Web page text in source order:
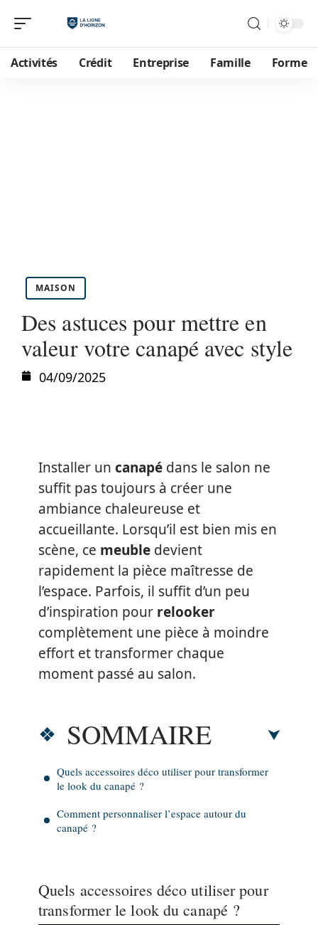
Activités Crédit Entreprise Famille Forme
MAISON
Des astuces pour mettre en
valeur votre canapé avec style
04/09/2025
Installer un canapé dans le salon ne
suffit pas toujours à créer une
ambiance chaleureuse et
accueillante. Lorsqu’il est bien mis en
scène, ce meuble devient
rapidement la pièce maîtresse de
l’espace. Parfois, il suffit d’un peu
d’inspiration pour relooker
complètement une pièce à moindre
effort et transformer chaque
moment passé au salon.
SOMMAIRE
Quels accessoires déco utiliser pour transformer
le look du canapé ?
Comment personnaliser l’espace autour du
canapé ?
Quels accessoires déco utiliser pour
transformer le look du canapé ?